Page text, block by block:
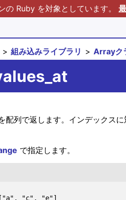
の Ruby を対象としています。
組み込みライブラリ Arrayク
列で返します。インデックス
で指定します。
"c", "e"]